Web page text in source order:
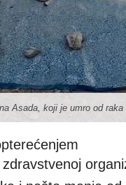
Asada, koji je umro od